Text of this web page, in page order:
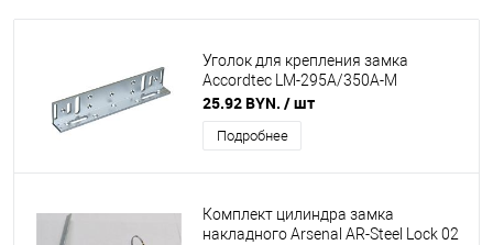
Уголок для крепления замка
Accordtec LM-295A/350A-M
25.92 BYN. / шт
Подробнее
Комплект цилиндра замка
накладного Arsenal AR-Steel Lock 02